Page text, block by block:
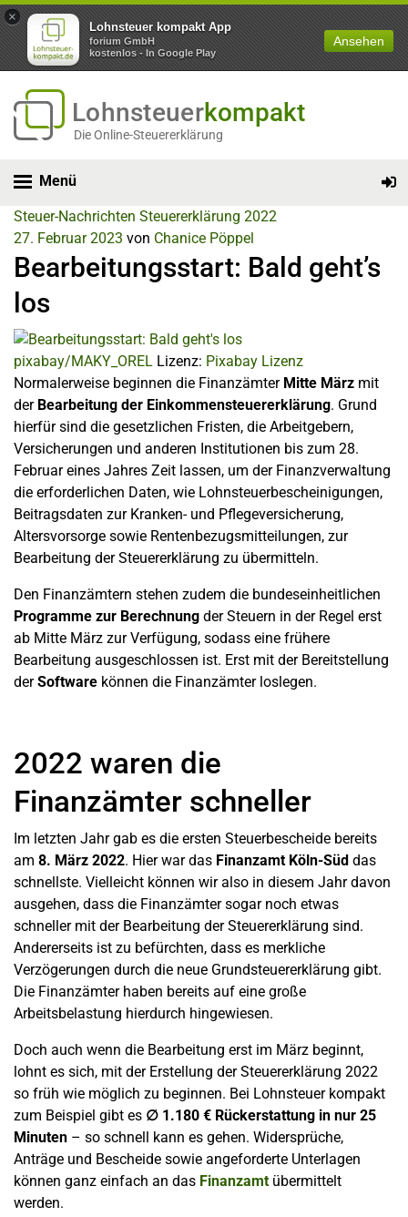
×
Lohnsteuer kompakt App
forium GmbH
kostenlos - In Google Play
Ansehen
Lohnsteuerkompakt
Die Online-Steuererklärung
Menü
Steuer-Nachrichten Steuererklärung 2022
27. Februar 2023 von Chanice Pöppel
Bearbeitungsstart: Bald geht’s
los
pixabay/MAKY_OREL Lizenz: Pixabay Lizenz
Normalerweise beginnen die Finanzämter Mitte März mit
der Bearbeitung der Einkommensteuererklärung. Grund
hierfür sind die gesetzlichen Fristen, die Arbeitgebern,
Versicherungen und anderen Institutionen bis zum 28.
Februar eines Jahres Zeit lassen, um der Finanzverwaltung
die erforderlichen Daten, wie Lohnsteuerbescheinigungen,
Beitragsdaten zur Kranken- und Pflegeversicherung,
Altersvorsorge sowie Rentenbezugsmitteilungen, zur
Bearbeitung der Steuererklärung zu übermitteln.
Den Finanzämtern stehen zudem die bundeseinheitlichen
Programme zur Berechnung der Steuern in der Regel erst
ab Mitte März zur Verfügung, sodass eine frühere
Bearbeitung ausgeschlossen ist. Erst mit der Bereitstellung
derSoftware können die Finanzämter loslegen.
2022 waren die
Finanzämter schneller
Im letzten Jahr gab es die ersten Steuerbescheide bereits
am 8. März 2022. Hier war das Finanzamt Köln-Süd das
schnellste. Vielleicht können wir also in diesem Jahr davon
ausgehen, dass die Finanzämter sogar noch etwas
schneller mit der Bearbeitung der Steuererklärung sind.
Andererseits ist zu befürchten, dass es merkliche
Verzögerungen durch die neue Grundsteuererklärung gibt.
Die Finanzämter haben bereits auf eine große
Arbeitsbelastung hierdurch hingewiesen.
Doch auch wenn die Bearbeitung erst im März beginnt,
lohnt es sich, mit der Erstellung der Steuererklärung 2022
so früh wie möglich zu beginnen. Bei Lohnsteuer kompakt
zum Beispiel gibt es ∅ 1.180 € Rückerstattung in nur 25
Minuten – so schnell kann es gehen. Widersprüche,
Anträge und Bescheide sowie angeforderte Unterlagen
können ganz einfach an das Finanzamtübermittelt
werden.